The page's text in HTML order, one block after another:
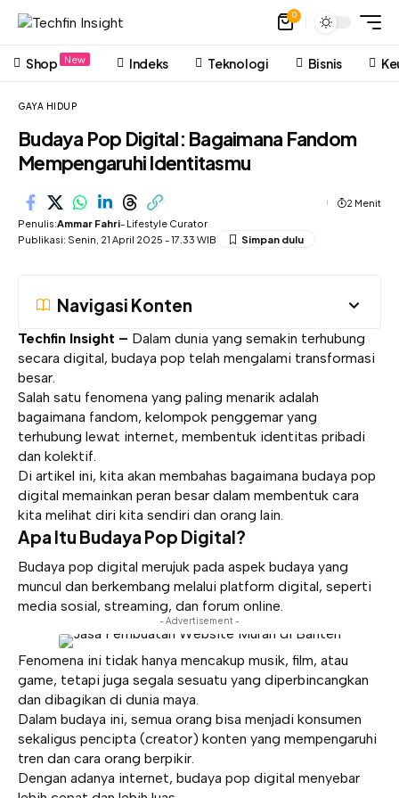
0
Shop New Indeks Teknologi Bisnis
GAYA HIDUP
Budaya Pop Digital: Bagaimana Fandom
Mempengaruhi Identitasmu
Penulis:Ammar Fahri- Lifestyle Curator
Publikasi: Senin, 21 April 2025 - 17.33 WIB
2 Menit
Navigasi Konten
Techfin Insight – Dalam dunia yang semakin terhubung
secara digital, budaya pop telah mengalami transformasi
besar.
Salah satu fenomena yang paling menarik adalah
bagaimana fandom, kelompok penggemar yang
terhubung lewat internet, membentuk identitas pribadi
dan kolektif.
Di artikel ini, kita akan membahas bagaimana budaya pop
digital memainkan peran besar dalam membentuk cara
kita melihat diri kita sendiri dan orang lain.
Apa Itu Budaya Pop Digital?
Budaya pop digital merujuk pada aspek budaya yang
muncul dan berkembang melalui platform digital, seperti
media sosial, streaming, dan forum online.
- Advertisement -
Fenomena ini tidak hanya mencakup musik, film, atau
game, tetapi juga segala sesuatu yang diperbincangkan
dan dibagikan di dunia maya.
Dalam budaya ini, semua orang bisa menjadi konsumen
sekaligus pencipta (creator) konten yang mempengaruhi
tren dan cara orang berpikir.
Dengan adanya internet, budaya pop digital menyebar